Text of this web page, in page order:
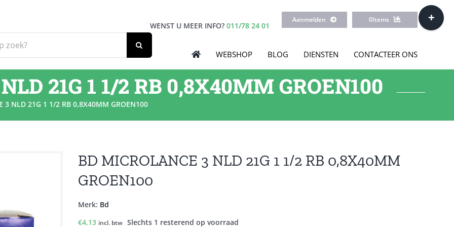
WENST U MEER INFO? 011/78 24 01
Aanmelden 0Items
WEBSHOP BLOG DIENSTEN CONTACTEER ONS
21G 1 1/2 RB 0,8X40MM GROEN100
3 NLD 21G 1 1/2 RB 0,8X40MM GROEN100
BD MICROLANCE 3 NLD 21G 1 1/2 RB 0,8X40MM
GROEN100
Merk: Bd
€4,13 incl. btw Slechts 1 resterend op voorraad
Toggle
Sliding